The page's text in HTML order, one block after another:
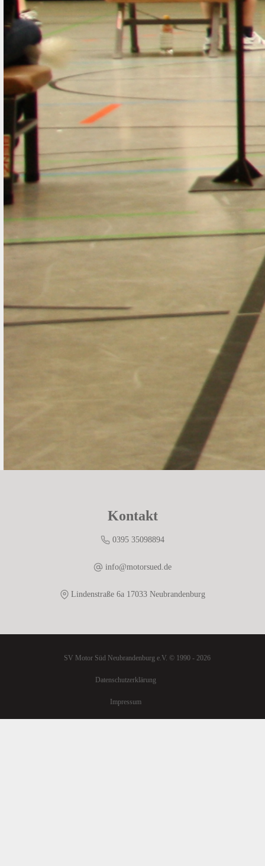
Kontakt
0395 35098894
info@motorsued.de
Lindenstraße 6a 17033 Neubrandenburg
SV Motor Süd Neubrandenburg e.V. © 1990 - 2026
Datenschutzerklärung
Impressum